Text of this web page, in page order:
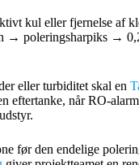
kul eller fjernelse af
poleringsharpiks →
eller turbiditet skal en
eftertanke, når RO-
før den endelige